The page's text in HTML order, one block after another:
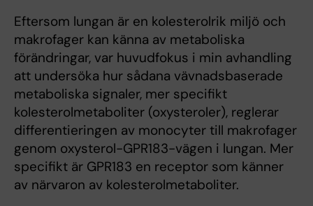
Eftersom lungan är en kolesterolrik miljö och
makrofager kan känna av metaboliska
förändringar, var huvudfokus i min avhandling
att undersöka hur sådana vävnadsbaserade
metaboliska signaler, mer specifikt
kolesterolmetaboliter (oxysteroler), reglerar
differentieringen av monocyter till makrofager
genom oxysterol-GPR183-vägen i lungan. Mer
specifikt är GPR183 en receptor som känner
av närvaron av kolesterolmetaboliter.